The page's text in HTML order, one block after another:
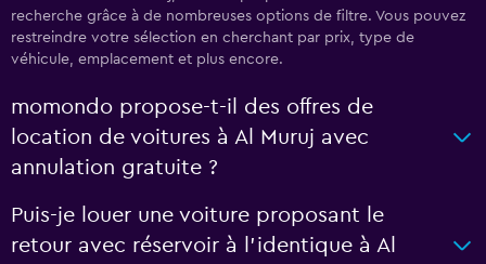
recherche grâce à de nombreuses options de filtre. Vous pouvez
restreindre votre sélection en cherchant par prix, type de
véhicule, emplacement et plus encore.
momondo propose-t-il des offres de
location de voitures à Al Muruj avec
annulation gratuite ?
Puis-je louer une voiture proposant le
retour avec réservoir à l’identique à Al